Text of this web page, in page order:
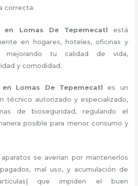
correcta.
en Lomas De Tepemecatl está
en hogares, hoteles, oficinas y
mejorando tu calidad de vida,
y comodidad.
Lomas De Tepemecatl es un
técnico autorizado y especializado,
de bioseguridad, regulando el
posible para menor consumo y
se averían por mantenerlos
mal uso, y acumulación de
que impiden el buen